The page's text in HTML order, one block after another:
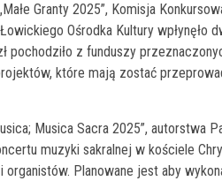
Granty 2025”, Komisja
Ośrodka Kultury wpłynęło
pochodziło z funduszy
które mają zostać
Musica Sacra 2025”, autorstwa
muzyki sakralnej w kościele
Planowane jest aby